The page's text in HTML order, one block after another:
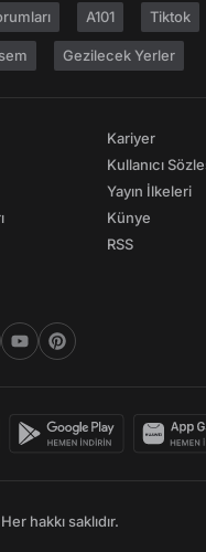
A101 Tiktok
Gezilecek Yerler
Kariyer
Kullanıcı
Yayın İlkeleri
Künye
RSS
hakkı saklıdır.